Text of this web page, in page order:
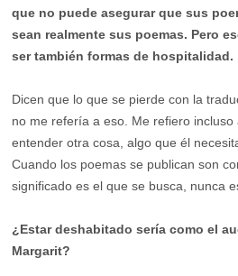
que no puede asegurar que sus
sean realmente sus poemas. Pero
ser también formas de hospitalidad.
Dicen que lo que se pierde con la
no me refería a eso. Me refiero
entender otra cosa, algo que él
Cuando los poemas se publican son
significado es el que se busca, nunca
¿Estar deshabitado sería como el
Margarit?